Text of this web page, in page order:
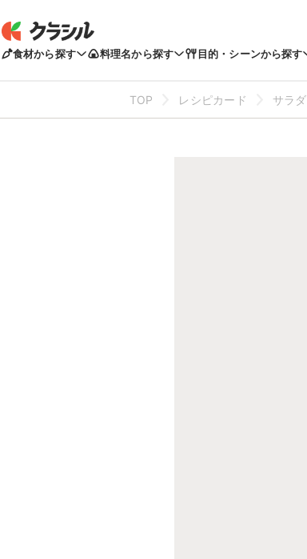
食材から探す 料理名から探す 目的・シーンから探す
TOP レシピカード サラダ